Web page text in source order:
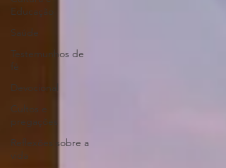
Educação
Saúde
Testemunhos de
fé
Devocional
Cultos e
pregações
Reflexões sobre a
vida